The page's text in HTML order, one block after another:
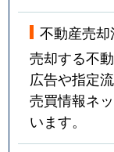
不動産売却
売却する不
広告や指定
売買情報ネ
います。